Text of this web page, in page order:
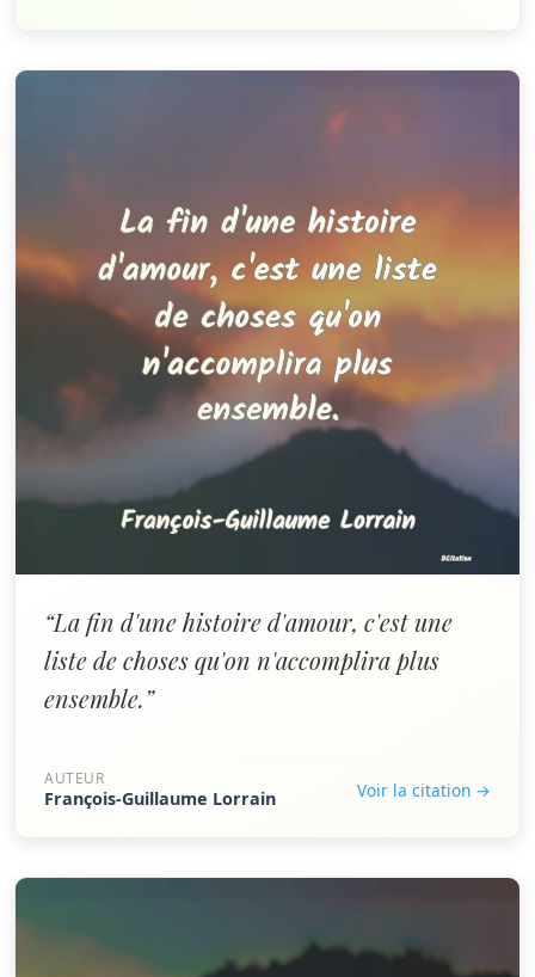
“La fin d'une histoire d'amour, c'est une
liste de choses qu'on n'accomplira plus
ensemble.”
AUTEUR
François-Guillaume Lorrain Voir la citation →